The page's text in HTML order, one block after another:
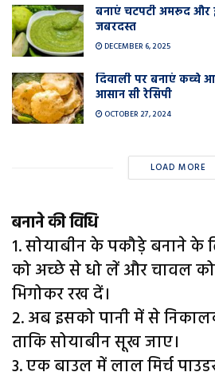
बनाएं चटपटी अमरूद और
जबरदस्त
DECEMBER 6, 2025
दिवाली पर बनाएं कच्चे
आसान सी रेसिपी
OCTOBER 27, 2024
LOAD MORE
बनाने की विधि
1. सोयाबीन के पकौड़े बनाने के
को अच्छे से धो लें और चावल
भिगोकर रख दें।
2. अब इसको पानी में से
ताकि सोयाबीन सूख जाए।
3. एक बाउल में लाल मिर्च